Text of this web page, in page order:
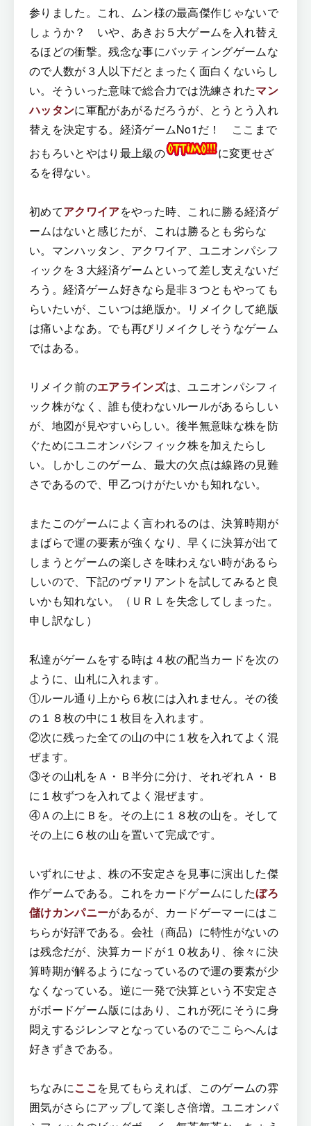
参りました。これ、ムン様の最高傑作じゃないで
しょうか？ いや、あきお５大ゲームを入れ替え
るほどの衝撃。残念な事にバッティングゲームな
ので人数が３人以下だとまったく面白くないらし
い。そういった意味で総合力では洗練されたマン
ハッタンに軍配があがるだろうが、とうとう入れ
替えを決定する。経済ゲームNo1だ！ ここまで
おもろいとやはり最上級の
に変更せざ
るを得ない。
初めてアクワイアをやった時、これに勝る経済ゲ
ームはないと感じたが、これは勝るとも劣らな
い。マンハッタン、アクワイア、ユニオンパシフ
ィックを３大経済ゲームといって差し支えないだ
ろう。経済ゲーム好きなら是非３つともやっても
らいたいが、こいつは絶版か。リメイクして絶版
は痛いよなあ。でも再びリメイクしそうなゲーム
ではある。
リメイク前のエアラインズは、ユニオンパシフィ
ック株がなく、誰も使わないルールがあるらしい
が、地図が見やすいらしい。後半無意味な株を防
ぐためにユニオンパシフィック株を加えたらし
い。しかしこのゲーム、最大の欠点は線路の見難
さであるので、甲乙つけがたいかも知れない。
またこのゲームによく言われるのは、決算時期が
まばらで運の要素が強くなり、早くに決算が出て
しまうとゲームの楽しさを味わえない時があるら
しいので、下記のヴァリアントを試してみると良
いかも知れない。（ＵＲＬを失念してしまった。
申し訳なし）
私達がゲームをする時は４枚の配当カードを次の
ように、山札に入れます。
①ルール通り上から６枚には入れません。その後
の１８枚の中に１枚目を入れます。
②次に残った全ての山の中に１枚を入れてよく混
ぜます。
③その山札をＡ・Ｂ半分に分け、それぞれＡ・Ｂ
に１枚ずつを入れてよく混ぜます。
④Ａの上にＢを。その上に１８枚の山を。そして
その上に６枚の山を置いて完成です。
いずれにせよ、株の不安定さを見事に演出した傑
作ゲームである。これをカードゲームにしたぼろ
儲けカンパニーがあるが、カードゲーマーにはこ
ちらが好評である。会社（商品）に特性がないの
は残念だが、決算カードが１０枚あり、徐々に決
算時期が解るようになっているので運の要素が少
なくなっている。逆に一発で決算という不安定さ
がボードゲーム版にはあり、これが死にそうに身
悶えするジレンマとなっているのでここらへんは
好きずきである。
ちなみにここを見てもらえれば、このゲームの雰
囲気がさらにアップして楽しさ倍増。ユニオンパ